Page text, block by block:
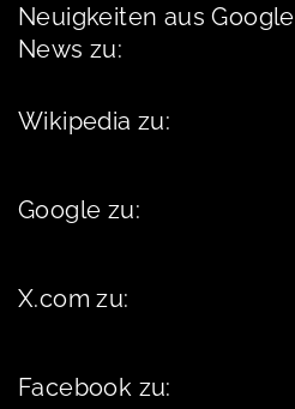
Neuigkeiten aus Google
News zu:
Wikipedia zu:
Google zu:
X.com zu:
Facebook zu: